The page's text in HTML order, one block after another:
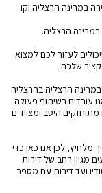
הרצליה וקו
הרצליה.
לעזור לכם למצוא
שלכם.
הרצליה בהרצליה
בשיתוף פעולה
היטב ומצוידים
לכן אנו כאן כדי
רחב של דירות
ועד דירות עם מספר